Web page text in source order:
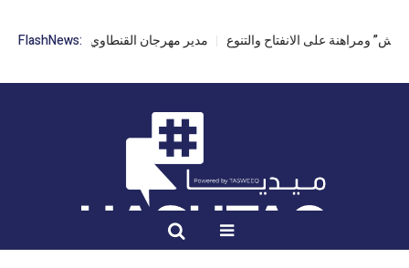
FlashNews:
مدير مهرجان القنطاوي: الدورة 42